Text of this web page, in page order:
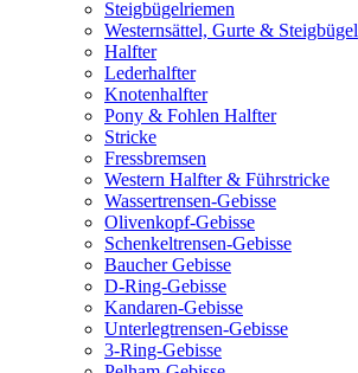
Steigbügelriemen
Westernsättel, Gurte & Steigbügel
Halfter
Lederhalfter
Knotenhalfter
Pony & Fohlen Halfter
Stricke
Fressbremsen
Western Halfter & Führstricke
Wassertrensen-Gebisse
Olivenkopf-Gebisse
Schenkeltrensen-Gebisse
Baucher Gebisse
D-Ring-Gebisse
Kandaren-Gebisse
Unterlegtrensen-Gebisse
3-Ring-Gebisse